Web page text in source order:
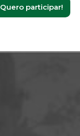
Quero participar!